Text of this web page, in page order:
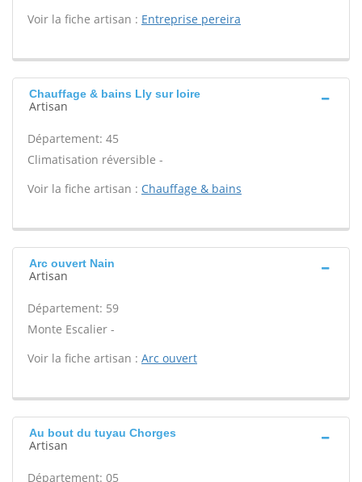
Voir la fiche artisan : Entreprise pereira
Chauffage & bains Lly sur loire
Artisan
Département: 45
Climatisation réversible -
Voir la fiche artisan : Chauffage & bains
Arc ouvert Nain
Artisan
Département: 59
Monte Escalier -
Voir la fiche artisan : Arc ouvert
Au bout du tuyau Chorges
Artisan
Département: 05